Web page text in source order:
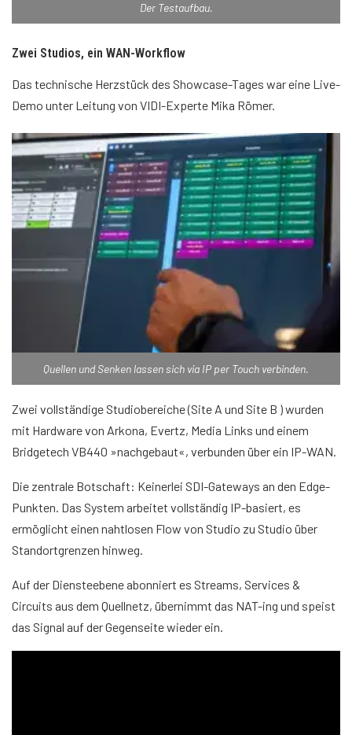
Der Testaufbau.
Zwei Studios, ein WAN-Workflow
Das technische Herzstück des Showcase-Tages war eine Live-
Demo unter Leitung von VIDI-Experte Mika Römer.
Quellen und Senken lassen sich via IP per Touch verbinden.
Zwei vollständige Studiobereiche (Site A und Site B ) wurden
mit Hardware von Arkona, Evertz, Media Links und einem
Bridgetech VB440 »nachgebaut«, verbunden über ein IP-WAN.
Die zentrale Botschaft: Keinerlei SDI-Gateways an den Edge-
Punkten. Das System arbeitet vollständig IP-basiert, es
ermöglicht einen nahtlosen Flow von Studio zu Studio über
Standortgrenzen hinweg.
Auf der Diensteebene abonniert es Streams, Services &
Circuits aus dem Quellnetz, übernimmt das NAT-ing und speist
das Signal auf der Gegenseite wieder ein.